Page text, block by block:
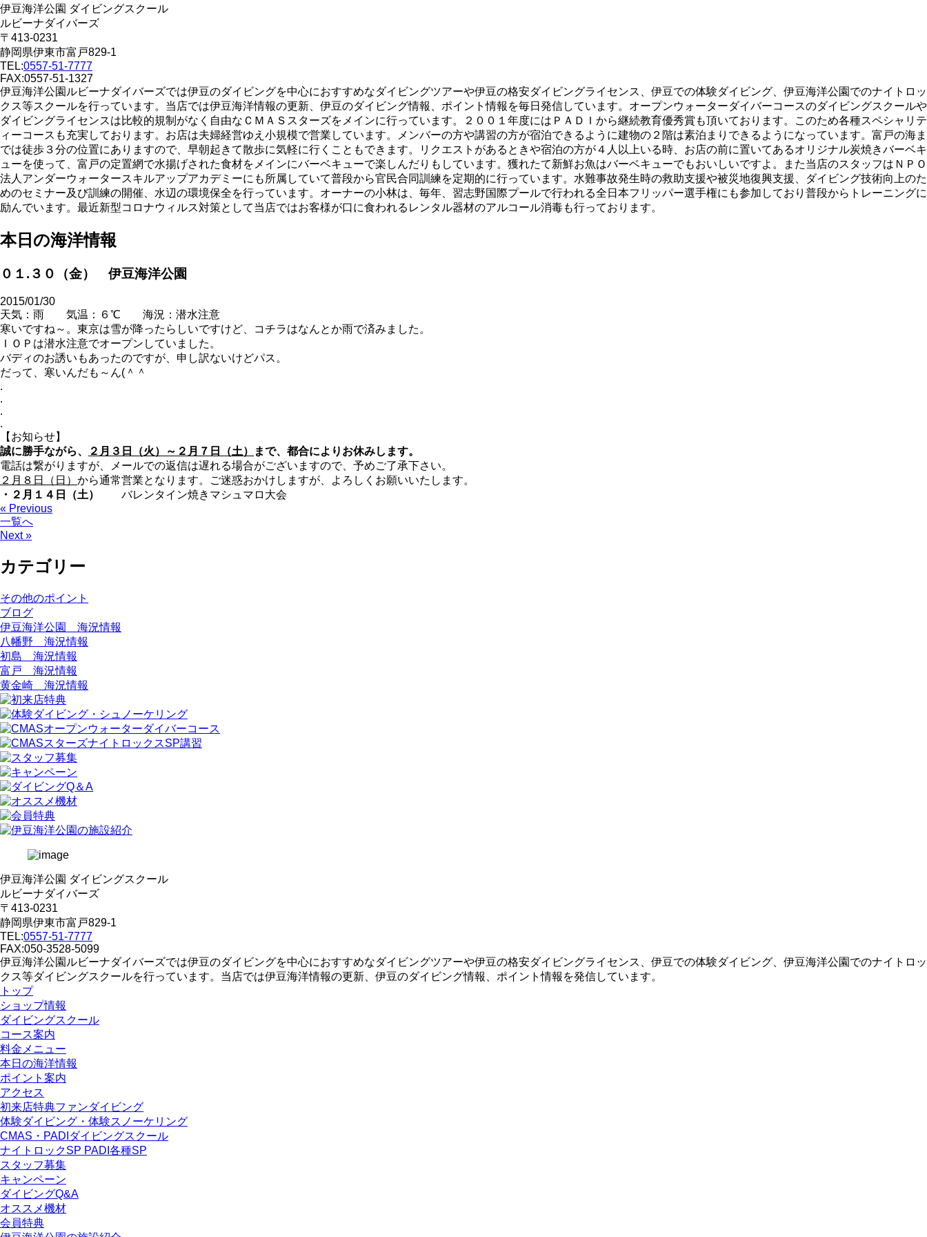
伊豆海洋公園 ダイビングスクール
ルビーナダイバーズ
〒413-0231
静岡県伊東市富戸829-1
TEL:0557-51-7777
FAX:0557-51-1327
伊豆海洋公園ルビーナダイバーズでは伊豆のダイビングを中心におすすめなダイビングツアーや伊豆の格安ダイビングライセンス、伊豆での体験ダイビング、伊豆海洋公園でのナイトロッ
クス等スクールを行っています。当店では伊豆海洋情報の更新、伊豆のダイビング情報、ポイント情報を毎日発信しています。オープンウォーターダイバーコースのダイビングスクールや
ダイビングライセンスは比較的規制がなく自由なＣＭＡＳスターズをメインに行っています。２００１年度にはＰＡＤＩから継続教育優秀賞も頂いております。このため各種スペシャリテ
ィーコースも充実しております。お店は夫婦経営ゆえ小規模で営業しています。メンバーの方や講習の方が宿泊できるように建物の２階は素泊まりできるようになっています。富戸の海ま
では徒歩３分の位置にありますので、早朝起きて散歩に気軽に行くこともできます。リクエストがあるときや宿泊の方が４人以上いる時、お店の前に置いてあるオリジナル炭焼きバーベキ
ューを使って、富戸の定置網で水揚げされた食材をメインにバーベキューで楽しんだりもしています。獲れたて新鮮お魚はバーベキューでもおいしいですよ。また当店のスタッフはＮＰＯ
法人アンダーウォータースキルアップアカデミーにも所属していて普段から官民合同訓練を定期的に行っています。水難事故発生時の救助支援や被災地復興支援、ダイビング技術向上のた
めのセミナー及び訓練の開催、水辺の環境保全を行っています。オーナーの小林は、毎年、習志野国際プールで行われる全日本フリッパー選手権にも参加しており普段からトレーニングに
励んでいます。最近新型コロナウィルス対策として当店ではお客様が口に食われるレンタル器材のアルコール消毒も行っております。
本日の海洋情報
０１.３０（金） 伊豆海洋公園
2015/01/30
天気：雨 気温：６℃ 海況：潜水注意
寒いですね～。東京は雪が降ったらしいですけど、コチラはなんとか雨で済みました。
ＩＯＰは潜水注意でオープンしていました。
バディのお誘いもあったのですが、申し訳ないけどパス。
だって、寒いんだも～ん(＾＾ゞ
.
.
.
.
【お知らせ】
誠に勝手ながら、
２月３日（火）～２月７日（土）
まで、都合によりお休みします。
電話は繋がりますが、メールでの返信は遅れる場合がございますので、予めご了承下さい。
２月８日（日） から通常営業となります。ご迷惑おかけしますが、よろしくお願いいたします。
・２月１４日（土）
バレンタイン焼きマシュマロ大会
« Previous
一覧へ
Next »
カテゴリー
その他のポイント
ブログ
伊豆海洋公園 海況情報
八幡野 海況情報
初島 海況情報
富戸 海況情報
黄金崎 海況情報
伊豆海洋公園 ダイビングスクール
ルビーナダイバーズ
〒413-0231
静岡県伊東市富戸829-1
TEL:0557-51-7777
FAX:050-3528-5099
伊豆海洋公園ルビーナダイバーズでは伊豆のダイビングを中心におすすめなダイビングツアーや伊豆の格安ダイビングライセンス、伊豆での体験ダイビング、伊豆海洋公園でのナイトロッ
クス等ダイビングスクールを行っています。当店では伊豆海洋情報の更新、伊豆のダイビング情報、ポイント情報を発信しています。
トップ
ショップ情報
ダイビングスクール
コース案内
料金メニュー
本日の海洋情報
ポイント案内
アクセス
初来店特典ファンダイビング
体験ダイビング・体験スノーケリング
CMAS・PADIダイビングスクール
ナイトロックSP PADI各種SP
スタッフ募集
キャンペーン
ダイビングQ&A
オススメ機材
会員特典